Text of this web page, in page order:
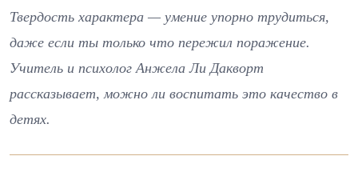
Твердость характера — умение упорно трудиться,
даже если ты только что пережил поражение.
Учитель и психолог Анжела Ли Дакворт
рассказывает, можно ли воспитать это качество в
детях.